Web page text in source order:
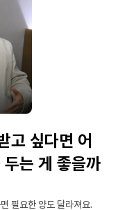
고 싶다면 어
는 게 좋을까
필요한 양도 달라져요.